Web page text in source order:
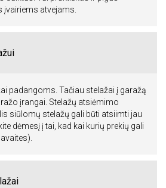
įvairiems atvejams.
padangoms. Tačiau stelažai į garažą
įrangai. Stelažų atsiėmimo
siūlomų stelažų gali būti atsiimti jau
dėmesį į tai, kad kai kurių prekių gali